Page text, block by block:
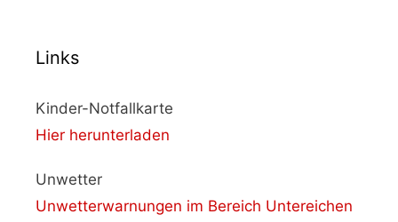
Links
Kinder-Notfallkarte
Hier herunterladen
Unwetter
Unwetterwarnungen im Bereich Untereichen